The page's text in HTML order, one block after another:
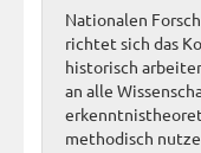
Nationalen
richtet sich das
historisch
an alle
methodisch